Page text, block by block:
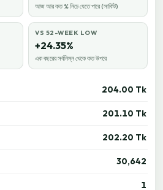
আজ আর কত % নিচে যেতে পারে (সার্কিট)
VS 52-WEEK LOW
+24.35%
এক বছরের সর্বনিম্ন থেকে কত উপরে
204.00 Tk
201.10 Tk
202.20 Tk
30,642
1